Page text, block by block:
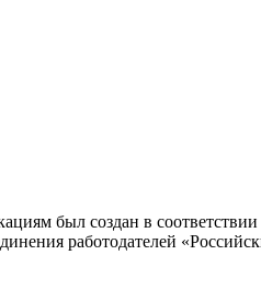
был создан в
работодателей